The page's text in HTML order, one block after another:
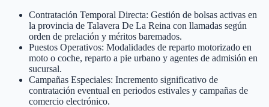
Contratación Temporal Directa: Gestión de bolsas activas en
la provincia de Talavera De La Reina con llamadas según
orden de prelación y méritos baremados.
Puestos Operativos: Modalidades de reparto motorizado en
moto o coche, reparto a pie urbano y agentes de admisión en
sucursal.
Campañas Especiales: Incremento significativo de
contratación eventual en periodos estivales y campañas de
comercio electrónico.